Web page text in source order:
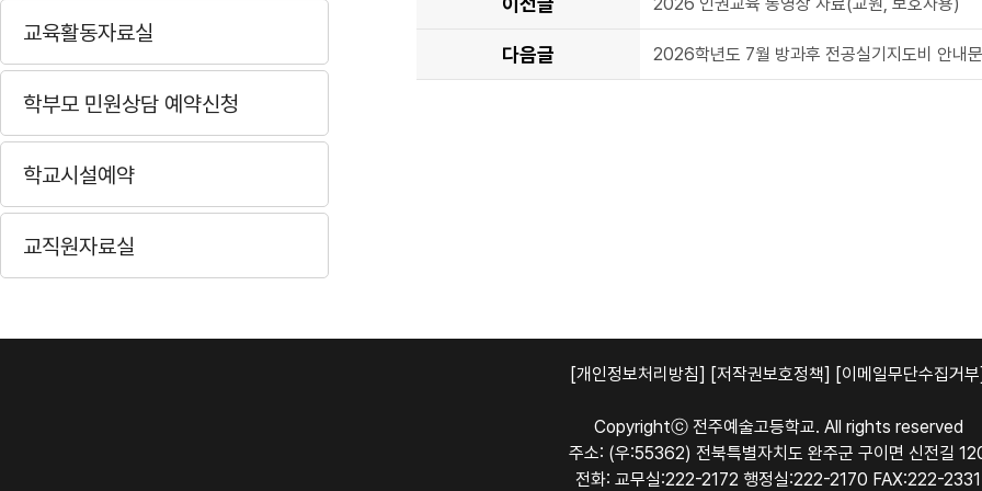
교육활동자료실
학부모 민원상담 예약신청
학교시설예약
교직원자료실
다음글 2026학년도 7월 방과후 전공실기지도비 안내
[개인정보처리방침] [저작권보호정책] [이메일무단수집거부]
Copyrightⓒ 전주예술고등학교. All rights reserved
주소: (우:55362) 전북특별자치도 완주군 구이면 신전길
전화: 교무실:222-2172 행정실:222-2170 FAX:222-2331